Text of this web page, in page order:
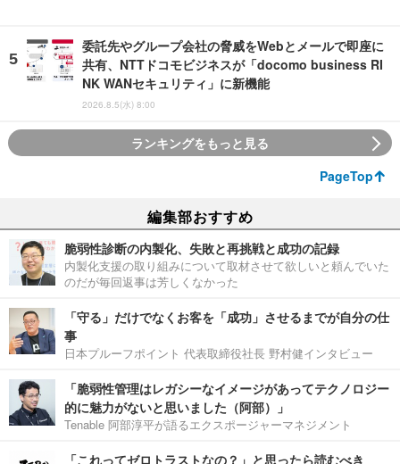
委託先やグループ会社の脅威をWebとメールで即座に
共有、NTTドコモビジネスが「docomo business RI
NK WANセキュリティ」に新機能
2026.8.5(水) 8:00
ランキングをもっと見る
PageTop
編集部おすすめ
脆弱性診断の内製化、失敗と再挑戦と成功の記録
内製化支援の取り組みについて取材させて欲しいと頼んでいた
のだが毎回返事は芳しくなかった
「守る」だけでなくお客を「成功」させるまでが自分の仕
事
日本プルーフポイント 代表取締役社長 野村健インタビュー
「脆弱性管理はレガシーなイメージがあってテクノロジー
的に魅力がないと思いました（阿部）」
Tenable 阿部淳平が語るエクスポージャーマネジメント
「これってゼロトラストなの？」と思ったら読むべき